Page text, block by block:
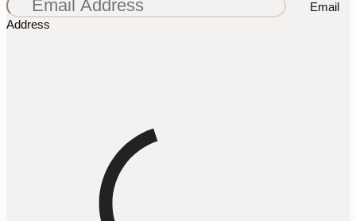
Email
Address